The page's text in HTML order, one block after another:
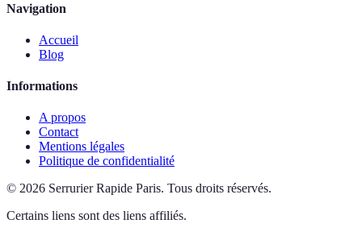
Navigation
Accueil
Blog
Informations
A propos
Contact
Mentions légales
Politique de confidentialité
© 2026 Serrurier Rapide Paris. Tous droits réservés.
Certains liens sont des liens affiliés.